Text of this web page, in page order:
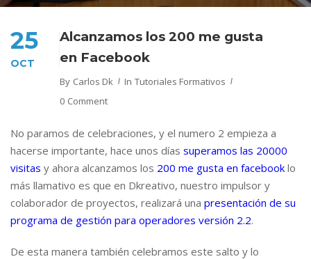
25
OCT
Alcanzamos los 200 me gusta
en Facebook
By Carlos Dk In Tutoriales Formativos
0 Comment
No paramos de celebraciones, y el numero 2 empieza a
hacerse importante, hace unos días superamos las 20000
visitas y ahora alcanzamos los 200 me gusta en facebook lo
más llamativo es que en Dkreativo, nuestro impulsor y
colaborador de proyectos, realizará una presentación de su
programa de gestión para operadores versión 2.2.
De esta manera también celebramos este salto y lo